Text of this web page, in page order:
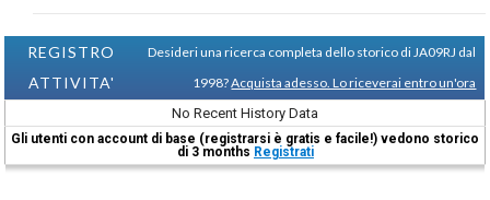
REGISTRO
ATTIVITA'
Desideri una ricerca completa dello storico di JA09RJ dal
1998?Acquista adesso. Lo riceverai entro un'ora
No Recent History Data
Gli utenti con account di base (registrarsi è gratis e facile!) vedono storico
di 3 months Registrati